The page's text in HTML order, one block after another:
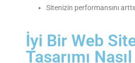
Sitenizin performansını
İyi Bir Web
Tasarımı Nasıl